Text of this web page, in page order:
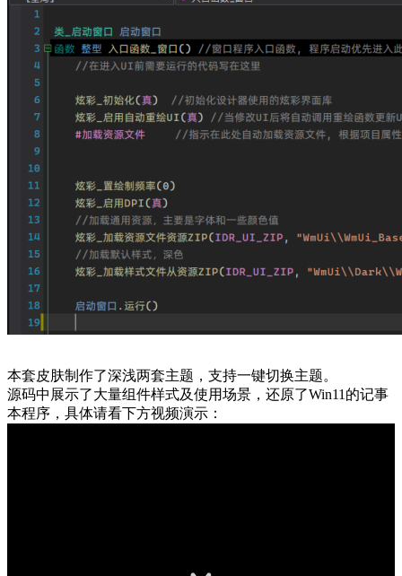
本套皮肤制作了深浅两套主题，支持一键切换主题。
源码中展示了大量组件样式及使用场景，还原了Win11的记事
本程序，具体请看下方视频演示：